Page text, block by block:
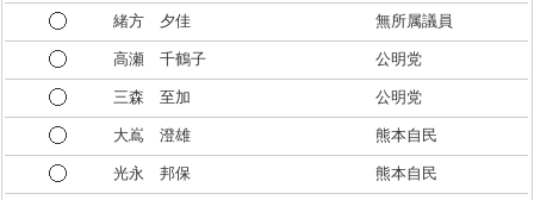
緒方 夕佳 無所属議員
高瀬 千鶴子 公明党
三森 至加 公明党
大嶌 澄雄 熊本自民
光永 邦保 熊本自民